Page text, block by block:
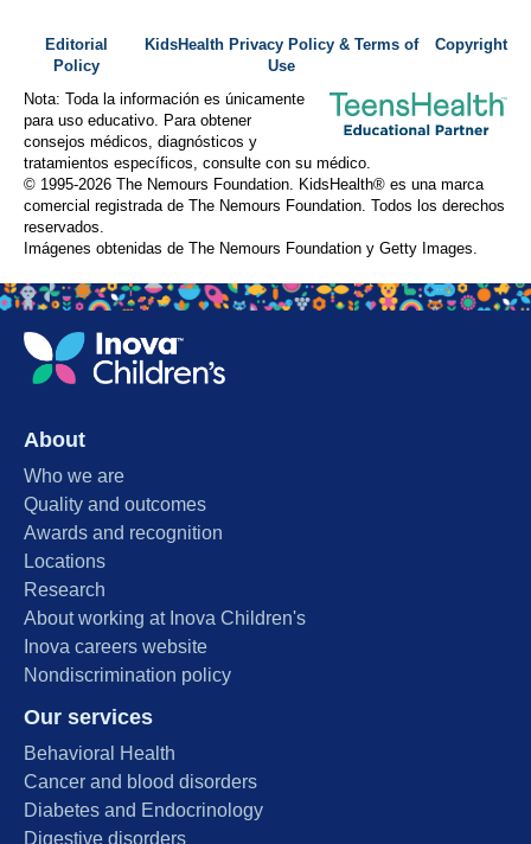
Editorial
Policy
KidsHealth Privacy Policy & Terms of
Use
Copyright
Nota: Toda la información es únicamente
para uso educativo. Para obtener
consejos médicos, diagnósticos y
tratamientos específicos, consulte con su médico.
© 1995-2026 The Nemours Foundation. KidsHealth® es una marca
comercial registrada de The Nemours Foundation. Todos los derechos
reservados.
Imágenes obtenidas de The Nemours Foundation y Getty Images.
About
Who we are
Quality and outcomes
Awards and recognition
Locations
Research
About working at Inova Children's
Inova careers website
Nondiscrimination policy
Our services
Behavioral Health
Cancer and blood disorders
Diabetes and Endocrinology
Digestive disorders